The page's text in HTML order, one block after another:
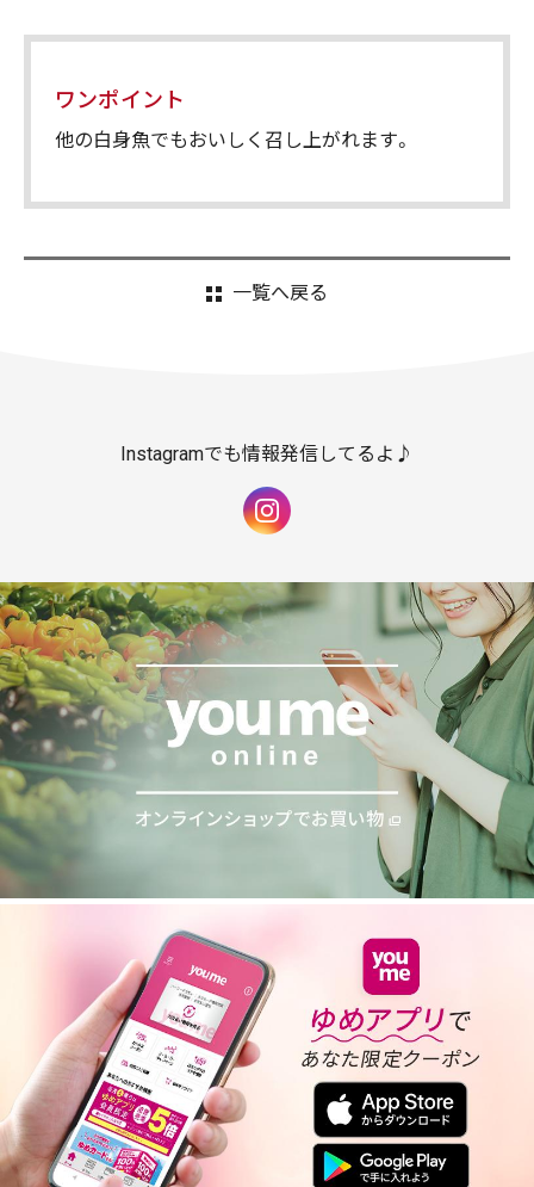
ワンポイント
他の白身魚でもおいしく召し上がれます。
一覧へ戻る
Instagramでも情報発信してるよ♪